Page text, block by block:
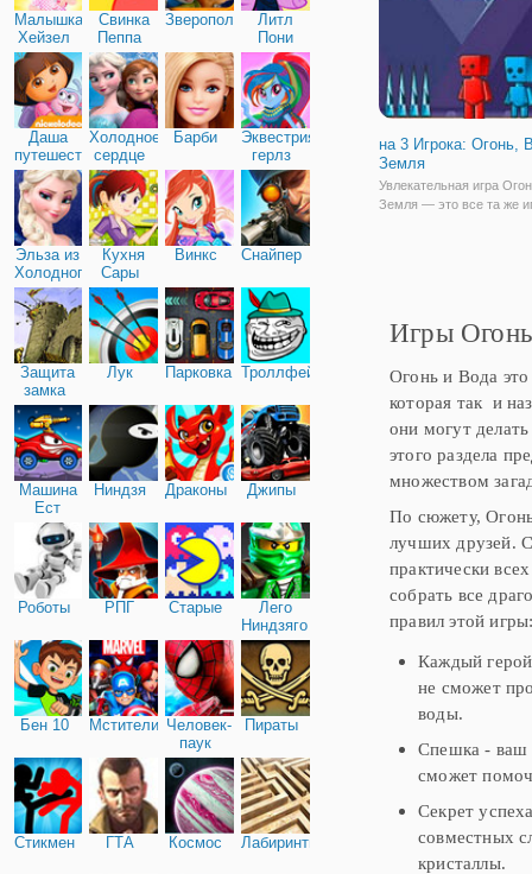
Малышка
Хейзел
Свинка
Пеппа
Зверополис
Литл
Пони
Дружба
Даша
путешественница
Холодное
сердце
Барби
Эквестрия
герлз
Эльза из
Холодного
сердца
Кухня
Сары
Винкс Снайпер
Защита
замка
Лук Парковка Троллфейс
Машина
Ест
Машину
Ниндзя Драконы Джипы
Роботы РПГ Старые
Лего
Ниндзяго
Бен 10 Мстители Человек-
паук
Пираты
Стикмен ГТА Космос Лабиринты
на 3 Игрока: Огонь,
Земля
Увлекательная игра
Земля — это все та же
Игры
Огонь и Вода
которая так и
они могут
этого раздела
множеством
По сюжету,
лучших друзей.
практически
собрать все
правил этой
Каждый
не сможет
воды.
Спешка - ваш
сможет
Секрет
совместных
кристаллы.